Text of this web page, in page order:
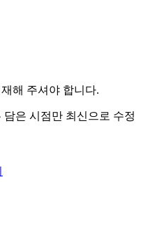
해 주셔야 합니다.
은 시점만 최신으로 수정